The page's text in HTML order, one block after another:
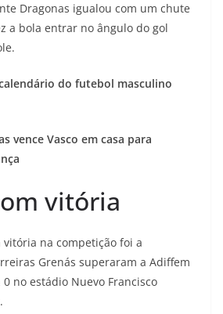
Dragonas igualou com um chute
a bola entrar no ângulo do gol
do futebol masculino
vence Vasco em casa para
vitória
vitória na competição foi a
Grenás superaram a Adiffem
0 no estádio Nuevo Francisco